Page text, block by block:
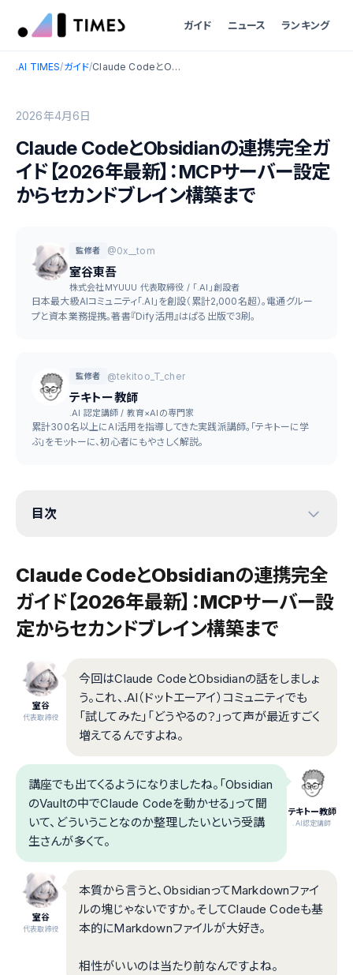
ガイド ニュース ランキング
.AI TIMES/ガイド/ Claude CodeとObsidianの連携完全ガイド【2026年最新】：MCPサーバー設定からセカンドブレイン構築まで
2026年4月6日
Claude CodeとObsidianの連携完全ガ
イド【2026年最新】：MCPサーバー設定
からセカンドブレイン構築まで
監修者 @0x__tom
室谷東吾
株式会社MYUUU 代表取締役 / 「.AI」創設者
日本最大級AIコミュニティ「.AI」を創設（累計2,000名超）。電通グルー
プと資本業務提携。著書『Dify活用』はぱる出版で3刷。
監修者 @tekitoo_T_cher
テキトー教師
.AI 認定講師 / 教育×AIの専門家
累計300名以上にAI活用を指導してきた実践派講師。「テキトーに学
ぶ」をモットーに、初心者にもやさしく解説。
目次
Claude CodeとObsidianの連携完全
ガイド【2026年最新】：MCPサーバー設
定からセカンドブレイン構築まで
室谷
代表取締役
今回はClaude CodeとObsidianの話をしましょ
う。これ、.AI（ドットエーアイ）コミュニティでも
「試してみた」「どうやるの？」って声が最近すごく
増えてるんですよね。
テキトー教師
.AI認定講師
講座でも出てくるようになりましたね。「Obsidian
のVaultの中でClaude Codeを動かせる」って聞
いて、どういうことなのか整理したいという受講
生さんが多くて。
室谷
代表取締役
本質から言うと、ObsidianってMarkdownファイ
ルの塊じゃないですか。そしてClaude Codeも基
本的にMarkdownファイルが大好き。
相性がいいのは当たり前なんですよね。